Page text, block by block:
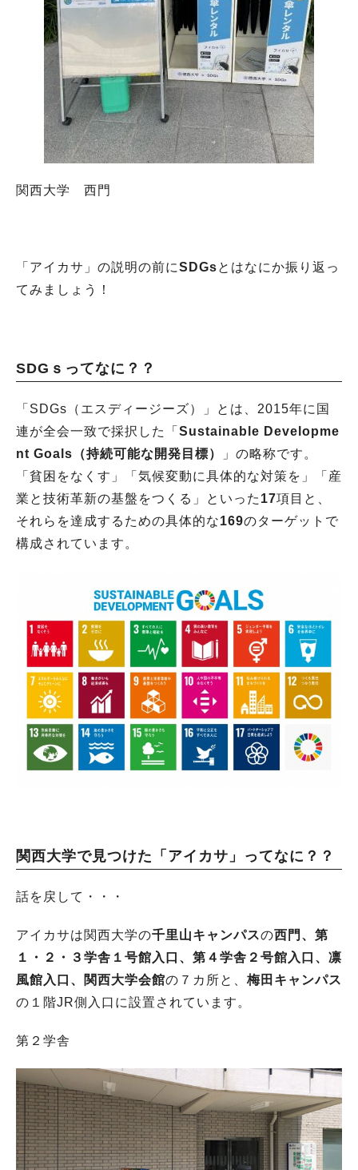
関西大学 西門
「アイカサ」の説明の前にSDGsとはなにか振り返っ
てみましょう！
SDGｓってなに？？
「SDGs（エスディージーズ）」とは、2015年に国
連が全会一致で採択した「 Sustainable Developme
nt Goals（持続可能な開発目標）
」の略称です。
「貧困をなくす」「気候変動に具体的な対策を」「産
業と技術革新の基盤をつくる」といった 17項目と、
それらを達成するための具体的な169のターゲットで
構成されています。
関西大学で見つけた「アイカサ」ってなに？？
話を戻して・・・
アイカサは関西大学の千里山キャンパスの西門、第
１・２・３学舎１号館入口、第４学舎２号館入口、凛
風館入口、関西大学会館の７カ所と、 梅田キャンパス
の１階JR側入口に設置されています。
第２学舎